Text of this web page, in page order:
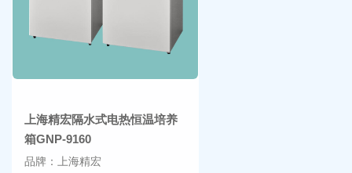
上海精宏隔水式电热恒温培养
箱GNP-9160
品牌：上海精宏